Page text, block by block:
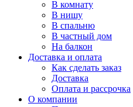
В комнату
В нишу
В спальню
В частный дом
На балкон
Доставка и оплата
Как сделать заказ
Доставка
Оплата и рассрочка
О компании